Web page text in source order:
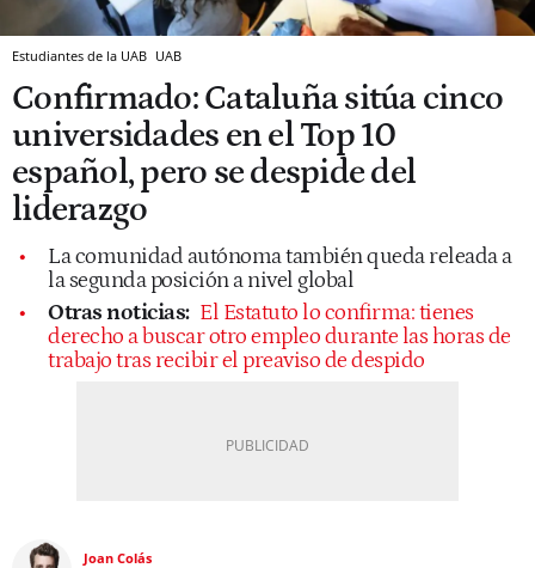
Estudiantes de la UAB UAB
Confirmado: Cataluña sitúa cinco
universidades en el Top 10
español, pero se despide del
liderazgo
La comunidad autónoma también queda releada a
la segunda posición a nivel global
Otras noticias: El Estatuto lo confirma: tienes
derecho a buscar otro empleo durante las horas de
trabajo tras recibir el preaviso de despido
Joan Colás